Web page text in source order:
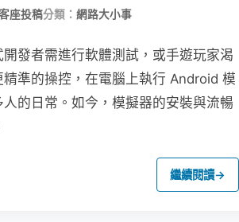
座投稿分類： 網路大小事
發者需進行軟體測試，或手遊玩家渴
準的操控，在電腦上執行 Android 模
的日常。如今，模擬器的安裝與流暢
繼續閱讀→